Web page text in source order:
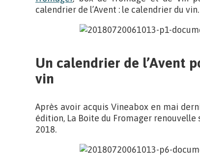
calendrier de l’Avent : le calendrier du vin.
Un calendrier de l’Avent
vin
Après avoir acquis Vineabox en mai
édition, La Boite du Fromager renouvelle
2018.